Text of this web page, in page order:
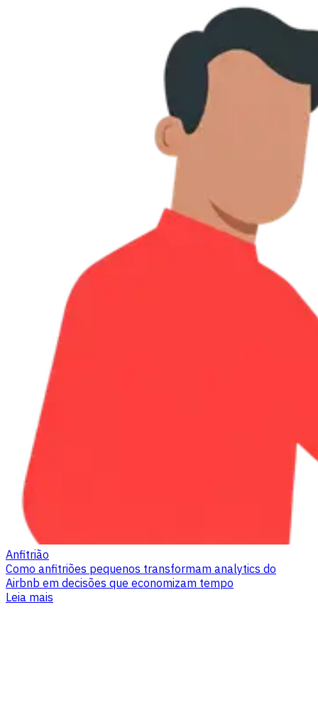
Anfitrião
Como anfitriões pequenos transformam analytics do
Airbnb em decisões que economizam tempo
Leia mais